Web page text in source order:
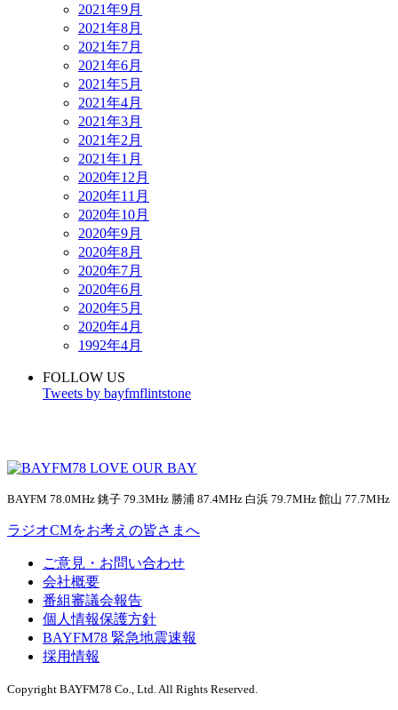
2021年9月
2021年8月
2021年7月
2021年6月
2021年5月
2021年4月
2021年3月
2021年2月
2021年1月
2020年12月
2020年11月
2020年10月
2020年9月
2020年8月
2020年7月
2020年6月
2020年5月
2020年4月
1992年4月
FOLLOW US
Tweets by bayfmflintstone
BAYFM 78.0MHz 銚子 79.3MHz 勝浦 87.4MHz 白浜 79.7MHz 館山 77.7MHz
ラジオCMをお考えの皆さまへ
ご意見・お問い合わせ
会社概要
番組審議会報告
個人情報保護方針
BAYFM78 緊急地震速報
採用情報
Copyright BAYFM78 Co., Ltd. All Rights Reserved.